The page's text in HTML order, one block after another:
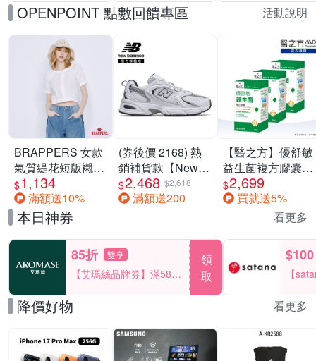
OPENPOINT 點數回饋專區 活動說明
BRAPPERS 女款
氣質緹花短版襯
衫-米白
$1,134
滿額送10%
(券後價 2168) 熱
銷補貨款【New
Balance】復古運
動鞋_中性_白銀
$2,468 $2,618
滿額送200
【醫之方】優舒敏
益生菌複方膠囊
(60粒) 三入組
$2,699
買就送5%
本日神券 看更多
85折 雙享
【艾瑪絲品牌券】滿580
享85折！
領
取
$100
【
一件
降價好物 看更多